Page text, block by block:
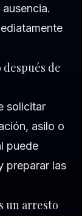
de
solicitar
asilo o
puede
preparar las
un arresto